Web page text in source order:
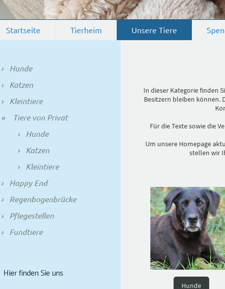
Startseite Tierheim Unsere Tiere
In dieser Kategorie finden
Besitzern bleiben können.
Für die Texte sowie die
Um unsere Homepage
stellen wir
Hunde
Hunde
Katzen
Kleintiere
Tiere von Privat
Hunde
Katzen
Kleintiere
Happy End
Regenbogenbrücke
Pflegestellen
Fundtiere
Hier finden Sie uns